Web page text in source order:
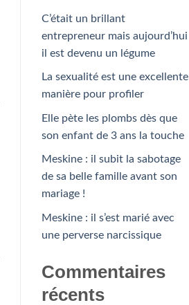
C’était un brillant
entrepreneur mais aujourd’hui
il est devenu un légume
La sexualité est une excellente
manière pour profiler
Elle pète les plombs dès que
son enfant de 3 ans la touche
Meskine : il subit la sabotage
de sa belle famille avant son
mariage !
Meskine : il s’est marié avec
une perverse narcissique
Commentaires
récents